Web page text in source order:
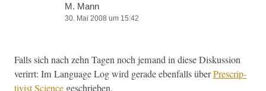
M. Mann
30. Mai 2008 um 15:42
Falls sich nach zehn Tagen noch jemand in diese Diskus­sion
verir­rt: Im Lan­guage Log wird ger­ade eben­falls überPre­scrip­
tivist Sci­ence geschrieben.